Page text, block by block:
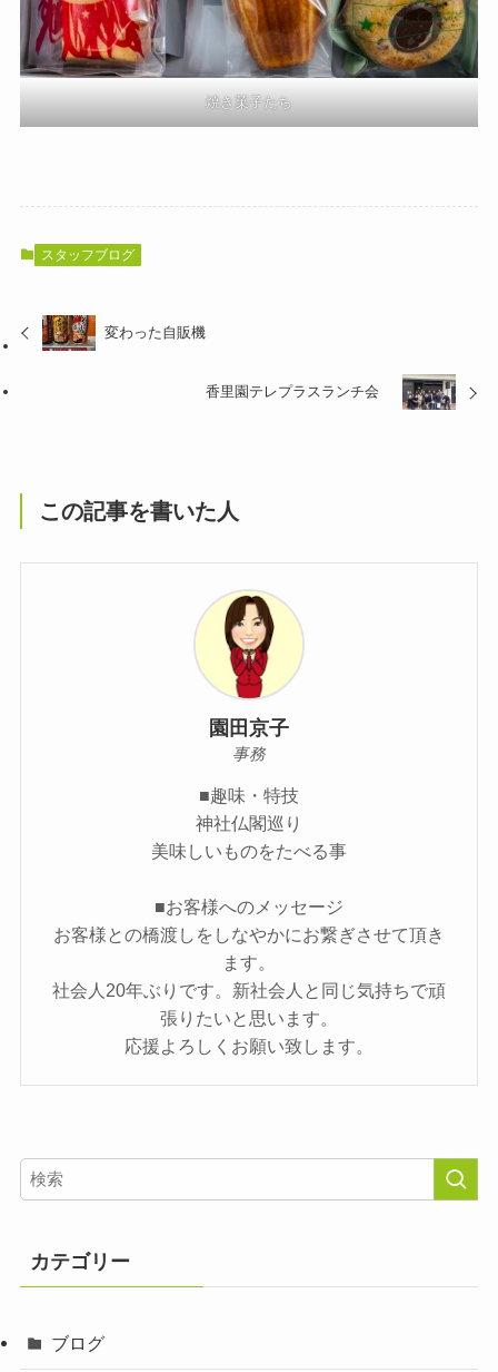
焼き菓子たち
スタッフブログ
変わった自販機
香里園テレプラスランチ会
この記事を書いた人
園田京子
事務
■趣味・特技
神社仏閣巡り
美味しいものをたべる事
■お客様へのメッセージ
お客様との橋渡しをしなやかにお繋ぎさせて頂き
ます。
社会人20年ぶりです。新社会人と同じ気持ちで頑
張りたいと思います。
応援よろしくお願い致します。
カテゴリー
ブログ